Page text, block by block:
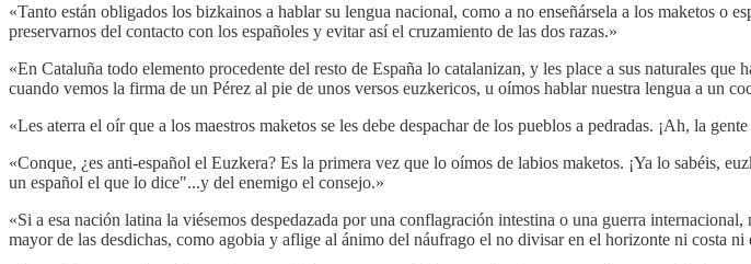
«Tanto están obligados los bizkainos a hablar su lengua nacional, como a no enseñársela a los maketos o
preservarnos del contacto con los españoles y evitar así el cruzamiento de las dos razas.»
«En Cataluña todo elemento procedente del resto de España lo catalanizan, y les place a sus naturales
cuando vemos la firma de un Pérez al pie de unos versos euzkericos, u oímos hablar nuestra lengua a un
«Les aterra el oír que a los maestros maketos se les debe despachar de los pueblos a pedradas. ¡Ah, la
«Conque, ¿es anti-español el Euzkera? Es la primera vez que lo oímos de labios maketos. ¡Ya lo sabéis,
un español el que lo dice"...y del enemigo el consejo.»
«Si a esa nación latina la viésemos despedazada por una conflagración intestina o una guerra
mayor de las desdichas, como agobia y aflige al ánimo del náufrago el no divisar en el horizonte ni costa ni